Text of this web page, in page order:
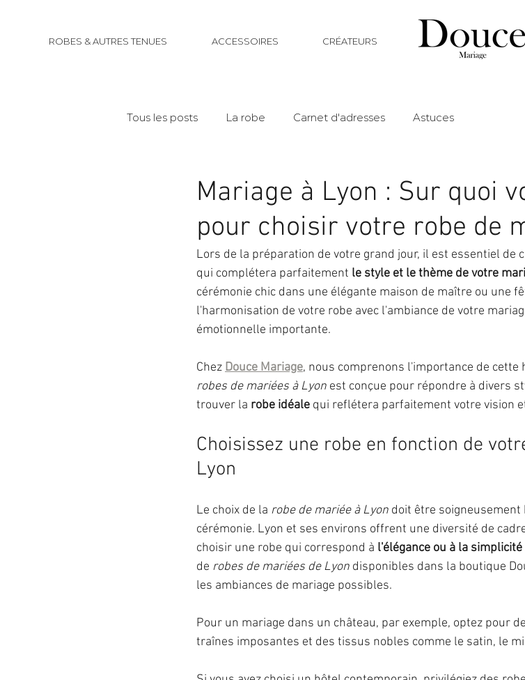
ROBES & AUTRES TENUES ACCESSOIRES CRÉATEURS
Tous les posts La robe Carnet d'adresses Astuces
Mariage à Lyon : Sur quoi
pour choisir votre robe de
Lors de la préparation de votre grand jour, il est essentiel de
qui complétera parfaitement le style et le thème de votre
cérémonie chic dans une élégante maison de maître ou une
l'harmonisation de votre robe avec l'ambiance de votre
émotionnelle importante.
Chez Douce Mariage, nous comprenons l'importance de cette
robes de mariées à Lyon est conçue pour répondre à divers
trouver la robe idéale qui reflétera parfaitement votre vision
Choisissez une robe en fonction de
Lyon
Le choix de la robe de mariée à Lyon doit être soigneusement
cérémonie. Lyon et ses environs offrent une diversité de
choisir une robe qui correspond à l'élégance ou à la
de robes de mariées de Lyon disponibles dans la boutique
les ambiances de mariage possibles.
Pour un mariage dans un château, par exemple, optez pour
traînes imposantes et des tissus nobles comme le satin, le